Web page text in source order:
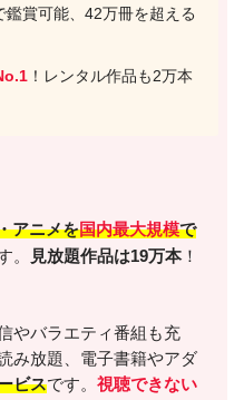
賞可能、42万冊を超える
！レンタル作品も2万本
アニメを国内最大規模で
。 見放題作品は19万本 ！
やバラエティ番組も充
み放題、電子書籍やアダ
ビスです。 視聴できない